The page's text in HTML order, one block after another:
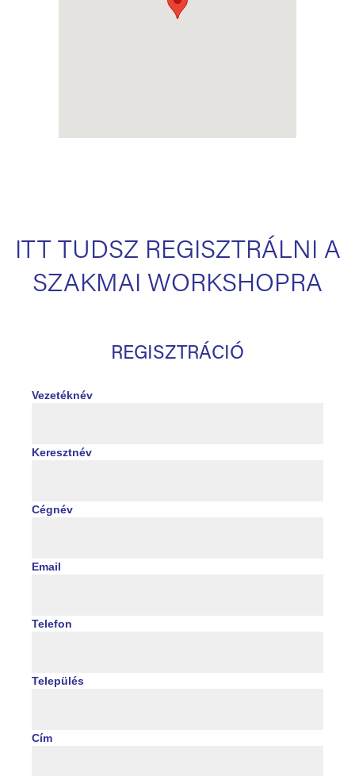
ITT TUDSZ REGISZTRÁLNI A
SZAKMAI WORKSHOPRA
REGISZTRÁCIÓ
Vezetéknév
Keresztnév
Cégnév
Email
Telefon
Település
Cím